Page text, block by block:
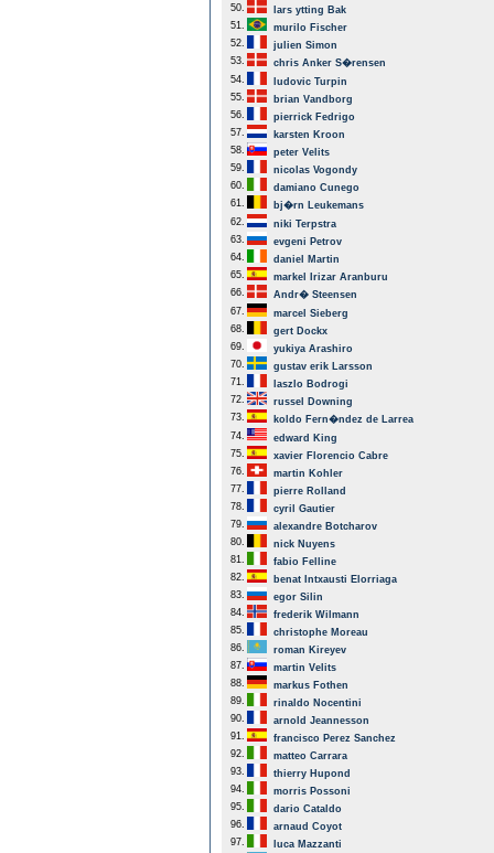
50.
lars ytting Bak
51.
murilo Fischer
52.
julien Simon
53.
chris Anker S�rensen
54.
ludovic Turpin
55.
brian Vandborg
56.
pierrick Fedrigo
57.
karsten Kroon
58.
peter Velits
59.
nicolas Vogondy
60.
damiano Cunego
61.
bj�rn Leukemans
62.
niki Terpstra
63.
evgeni Petrov
64.
daniel Martin
65.
markel Irizar Aranburu
66.
Andr� Steensen
67.
marcel Sieberg
68.
gert Dockx
69.
yukiya Arashiro
70.
gustav erik Larsson
71.
laszlo Bodrogi
72.
russel Downing
73.
koldo Fern�ndez de Larrea
74.
edward King
75.
xavier Florencio Cabre
76.
martin Kohler
77.
pierre Rolland
78.
cyril Gautier
79.
alexandre Botcharov
80.
nick Nuyens
81.
fabio Felline
82.
benat Intxausti Elorriaga
83.
egor Silin
84.
frederik Wilmann
85.
christophe Moreau
86.
roman Kireyev
87.
martin Velits
88.
markus Fothen
89.
rinaldo Nocentini
90.
arnold Jeannesson
91.
francisco Perez Sanchez
92.
matteo Carrara
93.
thierry Hupond
94.
morris Possoni
95.
dario Cataldo
96.
arnaud Coyot
97.
luca Mazzanti